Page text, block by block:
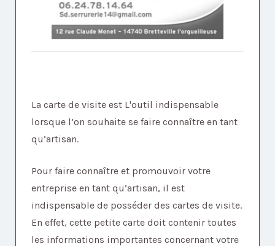
La carte de visite est L'outil indispensable
lorsque l’on souhaite se faire connaître en tant
qu’artisan.
Pour faire connaître et promouvoir votre
entreprise en tant qu’artisan, il est
indispensable de posséder des cartes de visite.
En effet, cette petite carte doit contenir toutes
les informations importantes concernant votre